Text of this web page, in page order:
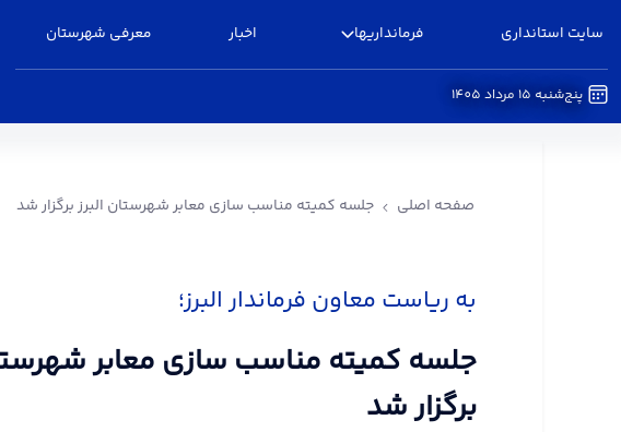
سایت استانداری فرمانداریها اخبار معرفی شهرستان
پنج‌شنبه 15 مرداد 1405
صفحه اصلی جلسه کمیته مناسب سازی معابر شهرستان البرز برگزار شد
به ریاست معاون فرماندار البرز؛
جلسه کمیته مناسب سازی معابر
برگزار شد